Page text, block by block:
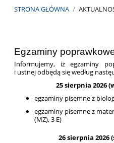
STRONA GŁÓWNA /
Egzaminy
Informujemy, iż egzaminy
i ustnej odbędą się według
25 sierpnia 2026
egzaminy pisemne z
egzaminy pisemne z
(MZ), 3 E)
26 sierpnia 2026